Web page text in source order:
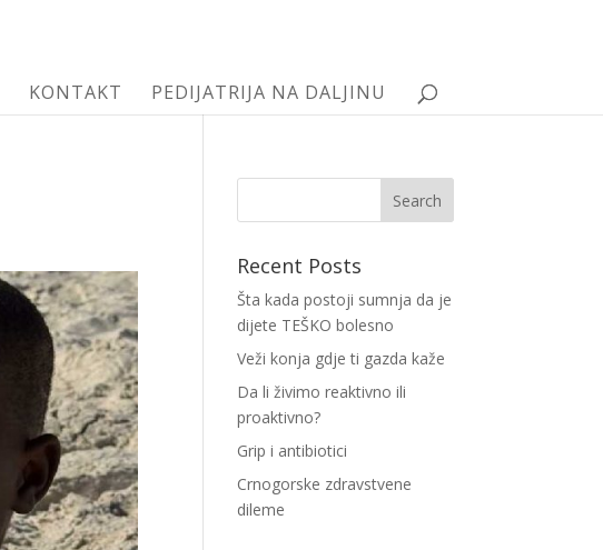
KONTAKT PEDIJATRIJA NA DALJINU
Recent Posts
Šta kada postoji sumnja da je
dijete TEŠKO bolesno
Veži konja gdje ti gazda kaže
Da li živimo reaktivno ili
proaktivno?
Grip i antibiotici
Crnogorske zdravstvene
dileme